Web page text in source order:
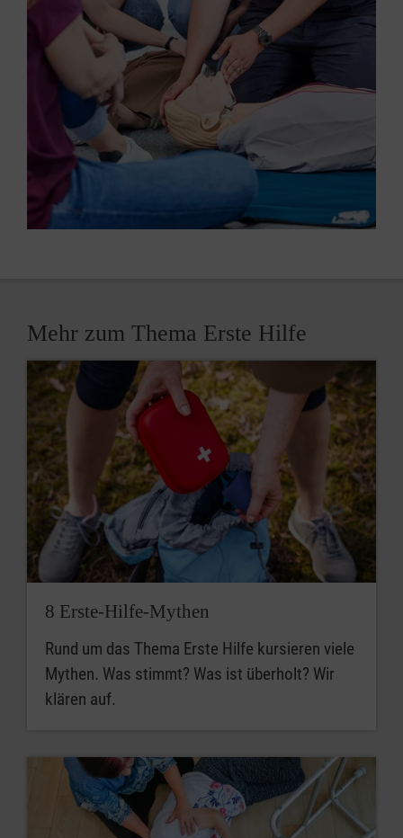
Mehr zum Thema Erste Hilfe
8 Erste-Hilfe-Mythen
Rund um das Thema Erste Hilfe kursieren viele
Mythen. Was stimmt? Was ist überholt? Wir
klären auf.